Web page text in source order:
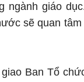
ngành giáo
sẽ quan
Ban Tổ